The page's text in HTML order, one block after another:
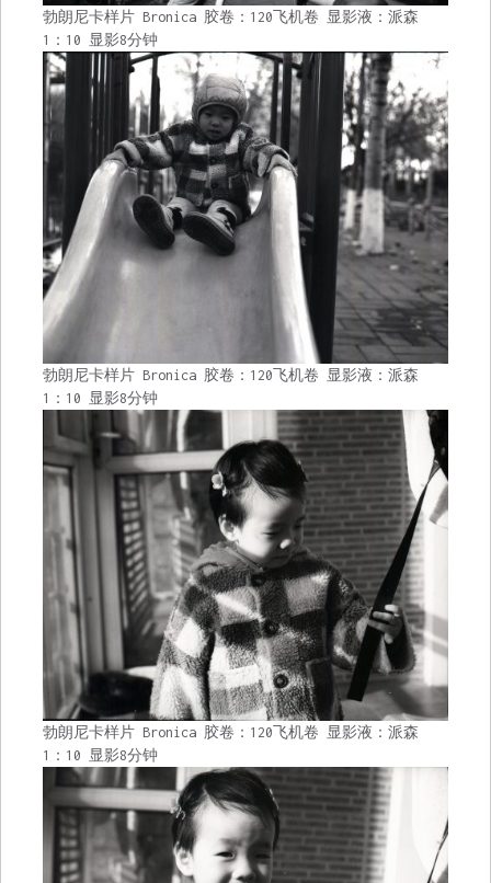
勃朗尼卡样片 Bronica 胶卷：120飞机卷 显影液：派森
1：10 显影8分钟
勃朗尼卡样片 Bronica 胶卷：120飞机卷 显影液：派森
1：10 显影8分钟
勃朗尼卡样片 Bronica 胶卷：120飞机卷 显影液：派森
1：10 显影8分钟